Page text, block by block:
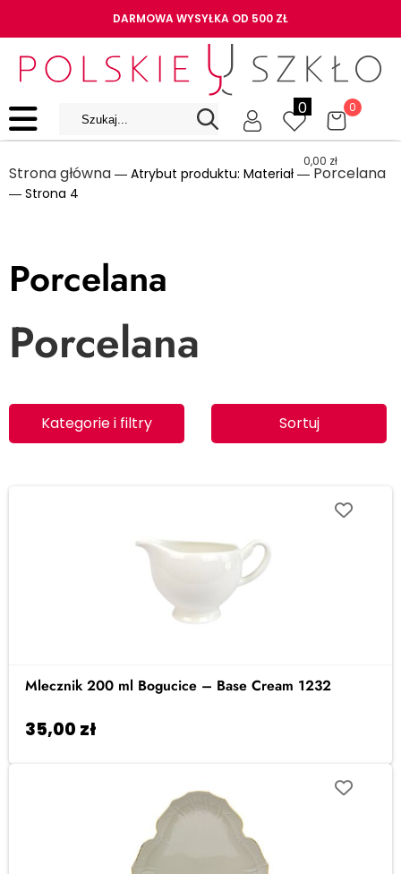
DARMOWA WYSYŁKA OD 500 ZŁ
0 0
0,00 zł
Strona główna ― Atrybut produktu: Materiał ― Porcelana
― Strona 4
Porcelana
Porcelana
Kategorie i filtry Sortuj
Mlecznik 200 ml Bogucice – Base Cream 1232
35,00 zł